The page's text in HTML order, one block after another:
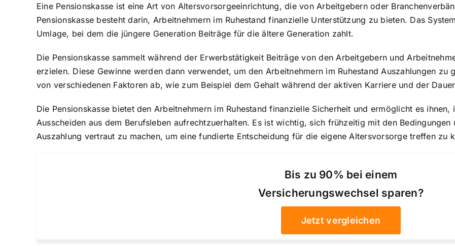
Eine Pensionskasse ist eine Art von Altersvorsorgeeinrichtung, die von Arbeitgebern oder
Pensionskasse besteht darin, Arbeitnehmern im Ruhestand finanzielle Unterstützung zu bieten. Das
Umlage, bei dem die jüngere Generation Beiträge für die ältere Generation zahlt.
Die Pensionskasse sammelt während der Erwerbstätigkeit Beiträge von den Arbeitgebern und
erzielen. Diese Gewinne werden dann verwendet, um den Arbeitnehmern im Ruhestand Auszahlungen zu
von verschiedenen Faktoren ab, wie zum Beispiel dem Gehalt während der aktiven Karriere und der
Die Pensionskasse bietet den Arbeitnehmern im Ruhestand finanzielle Sicherheit und ermöglicht es
Ausscheiden aus dem Berufsleben aufrechtzuerhalten. Es ist wichtig, sich frühzeitig mit den
Auszahlung vertraut zu machen, um eine fundierte Entscheidung für die eigene Altersvorsorge treffen zu
Bis zu 90% bei einem
Versicherungswechsel sparen?
Jetzt vergleichen